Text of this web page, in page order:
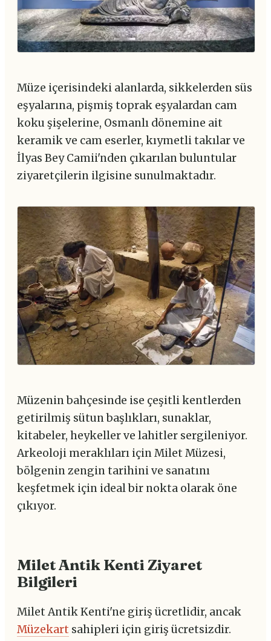
Müze içerisindeki alanlarda, sikkelerden süs
eşyalarına, pişmiş toprak eşyalardan cam
koku şişelerine, Osmanlı dönemine ait
keramik ve cam eserler, kıymetli takılar ve
İlyas Bey Camii'nden çıkarılan buluntular
ziyaretçilerin ilgisine sunulmaktadır.
Müzenin bahçesinde ise çeşitli kentlerden
getirilmiş sütun başlıkları, sunaklar,
kitabeler, heykeller ve lahitler sergileniyor.
Arkeoloji meraklıları için Milet Müzesi,
bölgenin zengin tarihini ve sanatını
keşfetmek için ideal bir nokta olarak öne
çıkıyor.
Milet Antik Kenti Ziyaret
Bilgileri
Milet Antik Kenti'ne giriş ücretlidir, ancak
Müzekart sahipleri için giriş ücretsizdir.